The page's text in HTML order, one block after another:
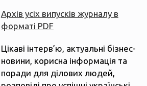
Архів усіх випусків журналу в
форматі PDF
Цікаві інтерв’ю, актуальні бізнес-
новини, корисна інформація та
поради для ділових людей,